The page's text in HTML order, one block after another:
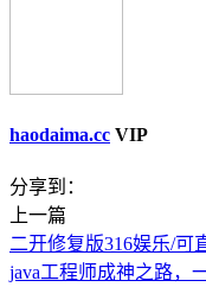
haodaima.cc VIP
分享到：
上一篇
二开修复版316娱乐/可
java工程师成神之路，